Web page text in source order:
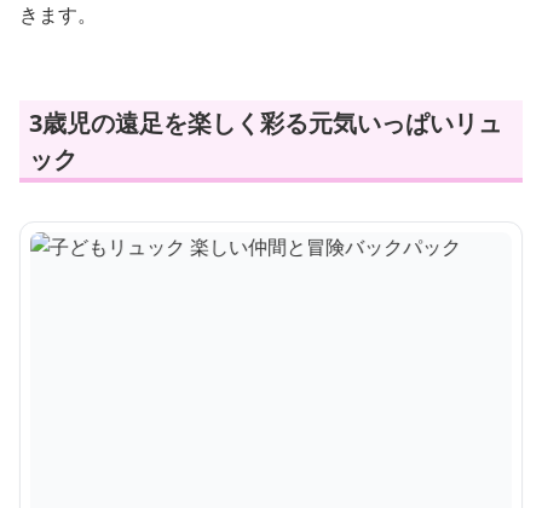
きます。
3歳児の遠足を楽しく彩る元気いっぱいリュ
ック